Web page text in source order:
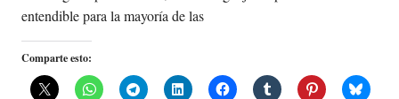
entendible para la mayoría de las
Comparte esto: